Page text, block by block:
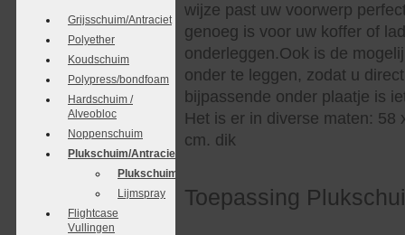
Grijsschuim/Antraciet
Polyether
Koudschuim
Polypress/bondfoam
Hardschuim /
Alveobloc
Noppenschuim
Plukschuim/Antraciet
Plukschuim
Lijmspray
Flightcase
Vullingen
wijze past uw voorwerp
genoeg is voor uw koffer of
onderleggen.Ook is de
onder te leggen, zodat u
bijpassende onder plaatje is
Het is er in diverse maten:
cm. dik
Toepassing